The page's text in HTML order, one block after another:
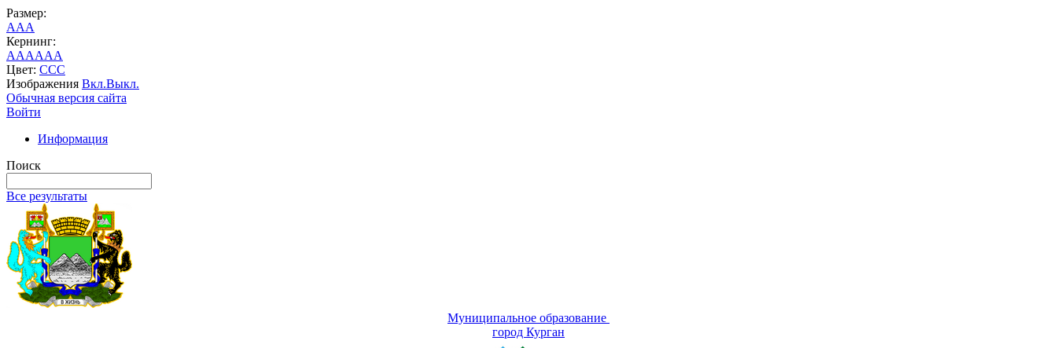
Размер:
AAA
Кернинг:
AAAAAA
Цвет: CCC
Изображения Вкл.Выкл.
Обычная версия сайта
Войти
Информация
Поиск
Все результаты
Муниципальное образование
город Курган